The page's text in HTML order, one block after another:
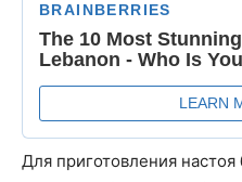
Для приготовления